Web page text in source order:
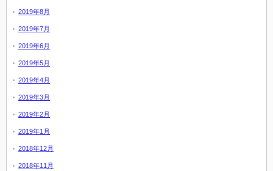
2019年8月
2019年7月
2019年6月
2019年5月
2019年4月
2019年3月
2019年2月
2019年1月
2018年12月
2018年11月